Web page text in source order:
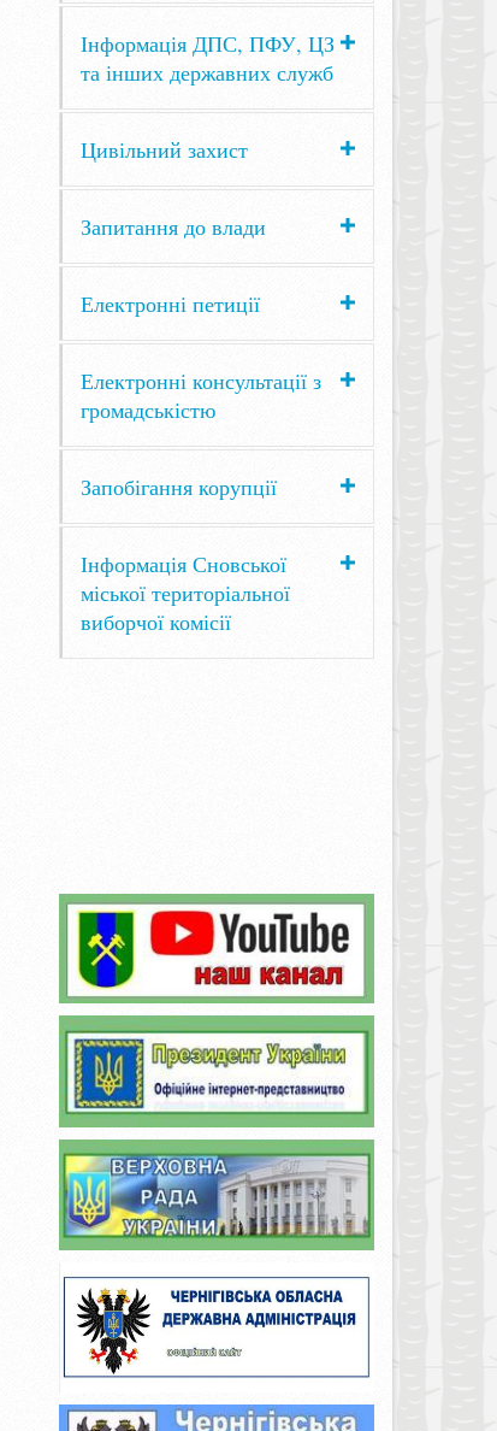
Інформація ДПС, ПФУ, ЦЗ
та інших державних служб
Цивільний захист
Запитання до влади
Електронні петиції
Електронні консультації з
громадськістю
Запобігання корупції
Інформація Сновської
міської територіальної
виборчої комісії